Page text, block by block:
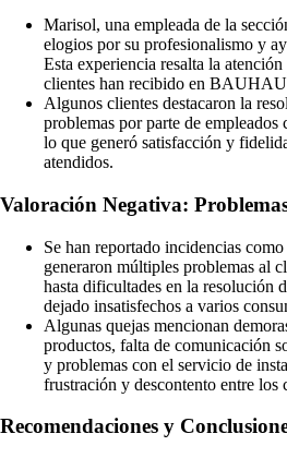
Marisol, una empleada de la
elogios por su profesionalismo y
Esta experiencia resalta la
clientes han recibido en
Algunos clientes destacaron la
problemas por parte de
lo que generó satisfacción y
atendidos.
Valoración Negativa:
Se han reportado incidencias
generaron múltiples problemas al
hasta dificultades en la resolución
dejado insatisfechos a varios
Algunas quejas mencionan
productos, falta de comunicación
y problemas con el servicio de
frustración y descontento entre los
Recomendaciones y